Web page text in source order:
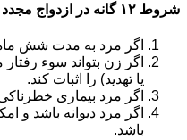
شروط ۱۲ گانه در ازدواج مجدد چیست؟
اگر مرد به مدت شش ماه
اگر زن بتواند سوء
یا تهدید) را اثبات کند.
اگر مرد بیماری
اگر مرد دیوانه باشد و
باشد.